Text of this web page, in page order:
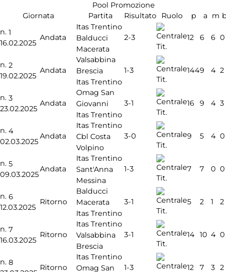
Pool Promozione
Giornata
Partita Risultato Ruolo p a m
n. 1
16.02.2025
Andata
Itas Trentino
Balducci
Macerata
2-3
Tit.
12 6 6 0
n. 2
19.02.2025
Andata
Valsabbina
Brescia
Itas Trentino
1-3
Tit.
1449 4 2
n. 3
23.02.2025
Andata
Omag San
Giovanni
Itas Trentino
3-1
Tit.
16 9 4 3
n. 4
02.03.2025
Andata
Itas Trentino
Cbl Costa
Volpino
3-0
Tit.
9 5 4 0
n. 5
09.03.2025
Andata
Itas Trentino
Sant'Anna
Messina
1-3
Tit.
7 7 0 0
n. 6
12.03.2025
Ritorno
Balducci
Macerata
Itas Trentino
3-1
Tit.
5 2 1 2
n. 7
16.03.2025
Ritorno
Itas Trentino
Valsabbina
Brescia
3-1
Tit.
14 10 4 0
n. 8
Ritorno
Itas Trentino
Omag San
1-3
12 7 3 2